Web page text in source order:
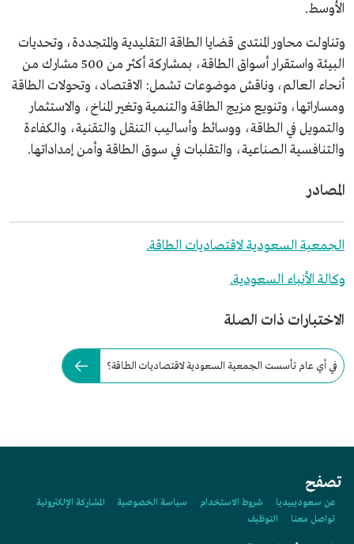
الأوسط.
وتناولت محاور المنتدى قضايا الطاقة التقليدية والمتجددة، وتحديات
البيئة واستقرار أسواق الطاقة، بمشاركة أكثر من 500 مشارك من
أنحاء العالم، وناقش موضوعات تشمل: الاقتصاد، وتحولات الطاقة
ومساراتها، وتنويع مزيج الطاقة والتنمية وتغير المناخ، والاستثمار
والتمويل في الطاقة، ووسائط وأساليب التنقل والتقنية، والكفاءة
والتنافسية الصناعية، والتقلبات في سوق الطاقة وأمن إمداداتها.
المصادر
الجمعية السعودية لاقتصاديات الطاقة.
وكالة الأنباء السعودية.
الاختبارات ذات الصلة
في أي عام تأسست الجمعية السعودية لاقتصاديات الطاقة؟
تصفح
عن سعوديبيديا شروط الاستخدام سياسة الخصوصية
المشاركة الإلكترونية
تواصل معنا
التوظيف